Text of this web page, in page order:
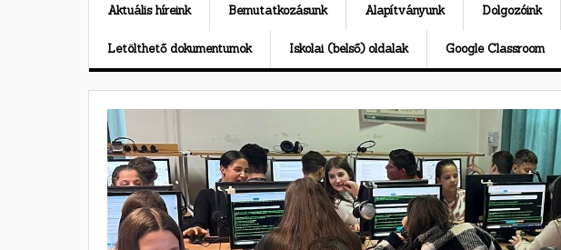
Aktuális híreink Bemutatkozásunk Alapítványunk Dolgozóink
Letölthető dokumentumok Iskolai (belső) oldalak Google Classroom